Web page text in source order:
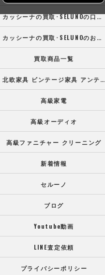
カッシーナの買取･SELUNOの口コミ情報
カッシーナの買取･SELUNOのお客様の声
買取商品一覧
北欧家具 ビンテージ家具 アンティーク家具
高級家電
高級オーディオ
高級ファニチャー クリーニング
新着情報
セルーノ
ブログ
Youtube動画
LINE査定依頼
プライバシーポリシー